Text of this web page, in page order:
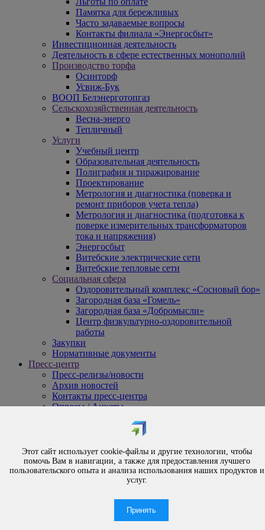
Памятка для бережливых
Часто задаваемые вопросы
Контакты филиала «Энергосбыт»
Инвестиционная деятельность
Деятельность в сфере естественных монополий
Производство торфа
Осинторф
Усвиж-Бук
ВООП Белэнерготопгаз
Сельскохозяйственная деятельность
Весна-энерго
Тепличный
Услуги
Учебный центр
Образовательная деятельность
Полиграфия и тиражирование
Проектирование
Метрология и диагностика (поверка и
ремонт приборов учета тепла)
Метрология и диагностика (подготовка к
поверке измерительных трансформаторов
тока и напряжения)
Энергосбыт
Витебские электрические сети
Витебские тепловые сети
Социальная сфера
Оздоровительный комплекс «Сосновый бор»
Загородная база «Гомель»
Загородная база «Добромысли»
Центр физкультурно-оздоровительной
работы
Закупки
Нормативные документы
Пресс-центр
Пресс-релизы/новости
Архив новостей
Контакты пресс-центра
Опросы / Анкеты
Обращения
Порядок рассмотрения обращений
Личный приём
Электронные обращения
Часто задаваемые вопросы
Этот сайт использует cookie-файлы и другие технологии, чтобы
помочь Вам в навигации, а также для предоставления лучшего
пользовательского опыта и анализа использования наших продуктов и
услуг.
Принять